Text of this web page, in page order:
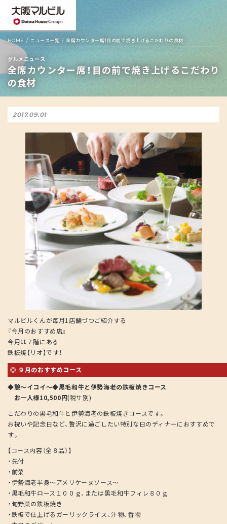
HOME ニュース一覧 全席カウンター席！目の前で焼き上げるこだわりの食材
グルメニュース
全席カウンター席！目の前で焼き上げるこだわり
の食材
2017.09.01
マルビルくんが毎月1店舗づつご紹介する
『今月のおすすめ店』
今月は７階にある
鉄板焼【リオ】です！
◎ ９月のおすすめコース
◆憩～イコイ～◆黒毛和牛と伊勢海老の鉄板焼きコース
お一人様10,500円(税サ別)
こだわりの黒毛和牛と伊勢海老の鉄板焼きコースです。
お祝いや記念日など、贅沢に過ごしたい特別な日のディナーにおすすめで
す。
【コース内容（全８品）】
・先付
・前菜
・伊勢海老半身～アメリケーヌソース～
・黒毛和牛ロース１００ｇ、または黒毛和牛フィレ８０ｇ
・旬野菜の鉄板焼き
・鉄板で仕上げるガーリックライス、汁物、香物